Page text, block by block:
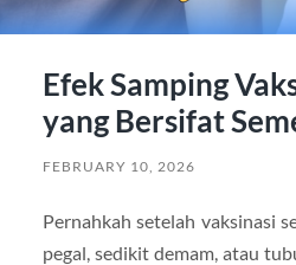
Efek Samping
yang Bersifat
FEBRUARY 10, 2026
Pernahkah setelah vaksinasi
pegal, sedikit demam, atau